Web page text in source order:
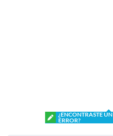
¿ENCONTRASTE UN
ERROR?